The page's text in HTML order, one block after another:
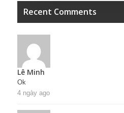
Recent Comments
Lê Minh
Ok
4 ngày ago